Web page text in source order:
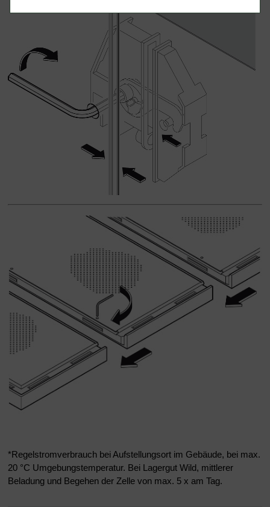
*Regelstromverbrauch bei Aufstellungsort im Gebäude, bei max.
20 °C Umgebungstemperatur. Bei Lagergut Wild, mittlerer
Beladung und Begehen der Zelle von max. 5 x am Tag.